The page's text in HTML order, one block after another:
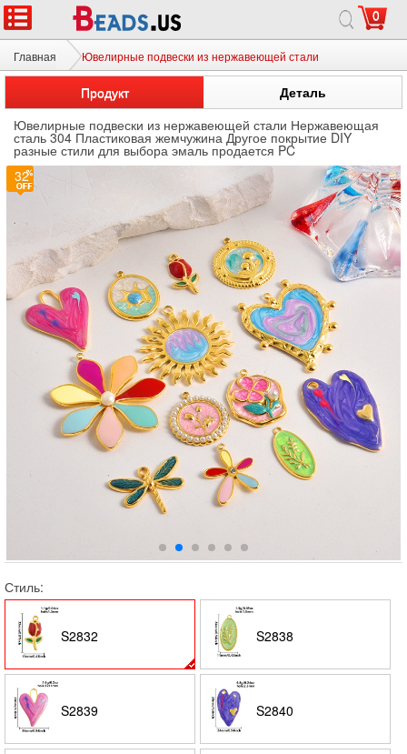
0
Главная Ювелирные подвески из нержавеющей стали
Продукт
Деталь
Ювелирные подвески из нержавеющей стали Нержавеющая
сталь 304 Пластиковая жемчужина Другое покрытие DIY
разные стили для выбора эмаль продается PC
Стиль:
S2832 S2838
S2839 S2840